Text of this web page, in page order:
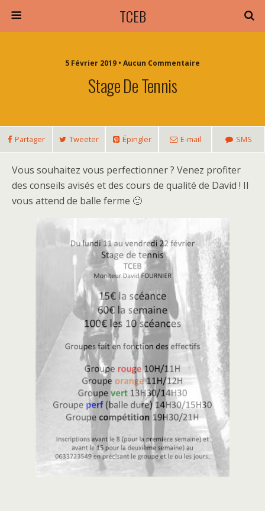
TCEB
5 Février 2019 • Aucun Commentaire
Stage De Tennis
Partager Tweeter Épingler E-mail SMS
Vous souhaitez vous perfectionner ? Venez profiter
des conseils avisés et des cours de qualité de David ! Il
vous attend de balle ferme 🙂